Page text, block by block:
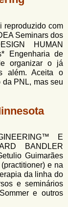
reproduzido com
Seminars dos
HUMAN
Engenharia de
organizar o já
além. Aceita o
PNL, mas seu
E
BANDLER
Guimarães
e na
da linha do
e seminários
e outros